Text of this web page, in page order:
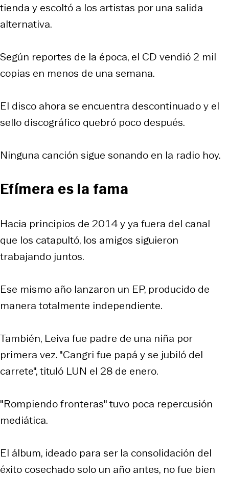
tienda y escoltó a los artistas por una salida
alternativa.
Según reportes de la época, el CD vendió 2 mil
copias en menos de una semana.
El disco ahora se encuentra descontinuado y el
sello discográfico quebró poco después.
Ninguna canción sigue sonando en la radio hoy.
Efímera es la fama
Hacia principios de 2014 y ya fuera del canal
que los catapultó, los amigos siguieron
trabajando juntos.
Ese mismo año lanzaron un EP, producido de
manera totalmente independiente.
También, Leiva fue padre de una niña por
primera vez. "Cangri fue papá y se jubiló del
carrete", tituló LUN el 28 de enero.
"Rompiendo fronteras" tuvo poca repercusión
mediática.
El álbum, ideado para ser la consolidación del
éxito cosechado solo un año antes, no fue bien